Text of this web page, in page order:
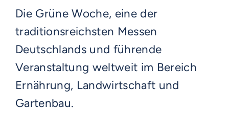
Die Grüne Woche, eine der
traditionsreichsten Messen
Deutschlands und führende
Veranstaltung weltweit im Bereich
Ernährung, Landwirtschaft und
Gartenbau.